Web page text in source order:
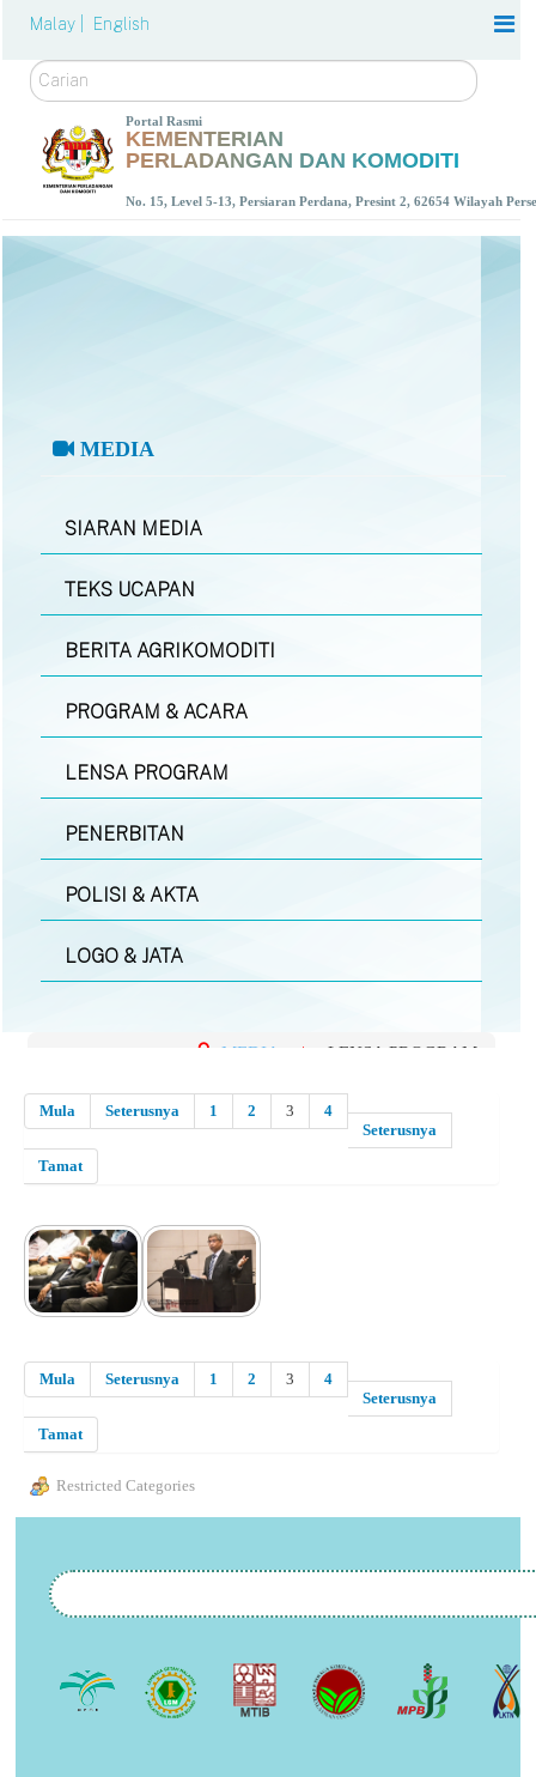
Malay | English
Carian
Portal Rasmi
KEMENTERIAN
PERLADANGAN DAN KOMODITI
No. 15, Level 5-13, Persiaran Perdana, Presint 2, 62654 Wilayah
MEDIA
SIARAN MEDIA
TEKS UCAPAN
BERITA AGRIKOMODITI
PROGRAM & ACARA
LENSA PROGRAM
PENERBITAN
POLISI & AKTA
LOGO & JATA
MEDIA | LENSA PROGRAM
Mula Seterusnya 1 2 3
4
Seterusnya
Tamat
Mula Seterusnya 1 2 3
4
Seterusnya
Tamat
Restricted Categories